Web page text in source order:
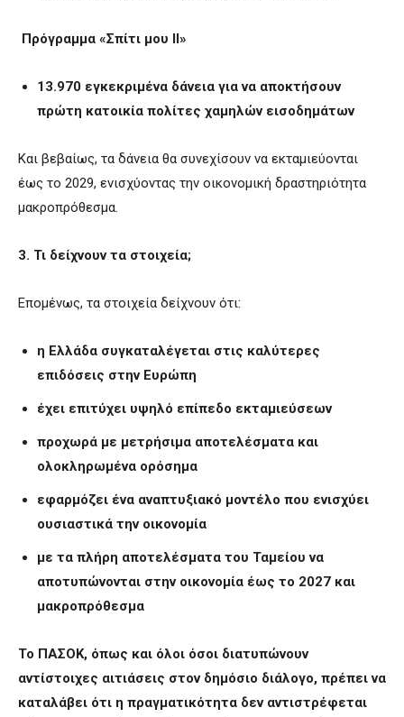
Πρόγραμμα «Σπίτι μου ΙΙ»
13.970 εγκεκριμένα δάνεια για να αποκτήσουν
πρώτη κατοικία πολίτες χαμηλών εισοδημάτων
Και βεβαίως, τα δάνεια θα συνεχίσουν να εκταμιεύονται
έως το 2029, ενισχύοντας την οικονομική δραστηριότητα
μακροπρόθεσμα.
3. Τι δείχνουν τα στοιχεία;
Επομένως, τα στοιχεία δείχνουν ότι:
η Ελλάδα συγκαταλέγεται στις καλύτερες
επιδόσεις στην Ευρώπη
έχει επιτύχει υψηλό επίπεδο εκταμιεύσεων
προχωρά με μετρήσιμα αποτελέσματα και
ολοκληρωμένα ορόσημα
εφαρμόζει ένα αναπτυξιακό μοντέλο που ενισχύει
ουσιαστικά την οικονομία
με τα πλήρη αποτελέσματα του Ταμείου να
αποτυπώνονται στην οικονομία έως το 2027 και
μακροπρόθεσμα
Το ΠΑΣΟΚ, όπως και όλοι όσοι διατυπώνουν
αντίστοιχες αιτιάσεις στον δημόσιο διάλογο, πρέπει να
καταλάβει ότι η πραγματικότητα δεν αντιστρέφεται